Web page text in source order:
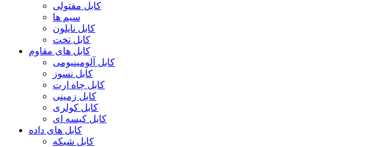
کابل مفتولی
سیم ها
کابل نایلون
کابل تخت
کابل های مقاوم
کابل آلومینیومی
کابل نسوز
کابل چاه ارت
کابل زمینی
کابل کولری
کابل کیسه ای
کابل های داده
کابل شبکه